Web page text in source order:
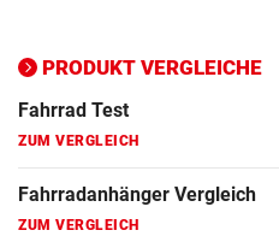
PRODUKT VERGLEICHE
ZUM VERGLEICH
Ergometer Vergleich
Fahrrad Test